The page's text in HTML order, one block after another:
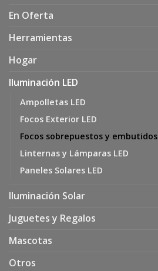
En Oferta
Herramientas
Hogar
Iluminación LED
Ampolletas LED
Focos Exterior LED
Focos sobrepuestos y embutidos
Linternas y Lámparas LED
Paneles Solares LED
Iluminación Solar
Juguetes y Regalos
Mascotas
Otros